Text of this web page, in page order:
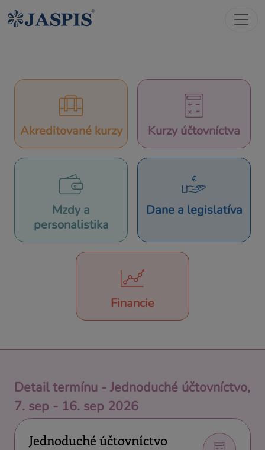
Akreditované kurzy Kurzy účtovníctva
Mzdy a
personalistika
Dane a legislatíva
Financie
Detail termínu - Jednoduché účtovníctvo,
7. sep - 16. sep 2026
Jednoduché účtovníctvo